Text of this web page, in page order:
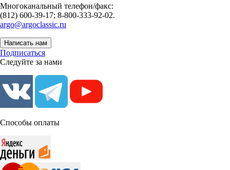
Многоканальный телефон/факс:
(812) 600-39-17; 8-800-333-92-02.
argo@argoclassic.ru
Написать нам
Подписаться
Следуйте за нами
Способы оплаты